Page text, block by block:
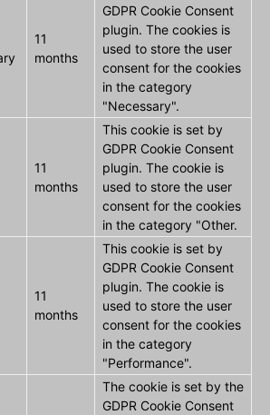
11
months
GDPR Cookie Consent
plugin. The cookies is
used to store the user
consent for the cookies
in the category
"Necessary".
11
months
This cookie is set by
GDPR Cookie Consent
plugin. The cookie is
used to store the user
consent for the cookies
in the category "Other.
11
months
This cookie is set by
GDPR Cookie Consent
plugin. The cookie is
used to store the user
consent for the cookies
in the category
"Performance".
The cookie is set by the
GDPR Cookie Consent